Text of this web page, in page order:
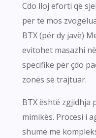
Cdo lloj eforti që
për të mos
BTX (për dy javë)
evitohet masazhi
specifike për çdo
zonës së trajtuar.
BTX është
mimikës. Procesi i
shumë më